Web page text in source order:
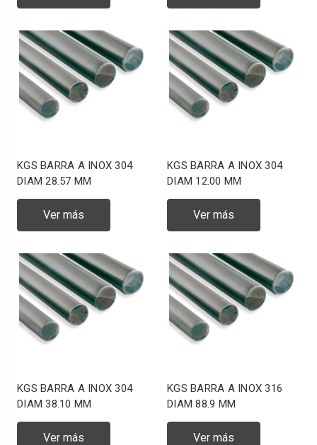
KGS BARRA A INOX 304
DIAM 28.57 MM
Ver más
KGS BARRA A INOX 304
DIAM 12.00 MM
Ver más
KGS BARRA A INOX 304
DIAM 38.10 MM
Ver más
KGS BARRA A INOX 316
DIAM 88.9 MM
Ver más